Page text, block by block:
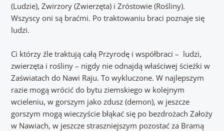
(Ludzie), Zwirzory (Zwierzęta) i Zróstowie (Rośliny).
Wszyscy oni są braćmi. Po traktowaniu braci poznaje się
ludzi.
Ci którzy źle traktują całą Przyrodę i współbraci – ludzi,
zwierzęta i rośliny – nigdy nie odnajdą właściwej ścieżki w
Zaświatach do Nawi Raju. To wykluczone. W najlepszym
razie mogą wrócić do bytu ziemskiego w kolejnym
wcieleniu, w gorszym jako zdusz (demon), w jeszcze
gorszym mogą wieczyście błąkać się po bezdrożach Założy
w Nawiach, w jeszcze straszniejszym pozostać za Bramą